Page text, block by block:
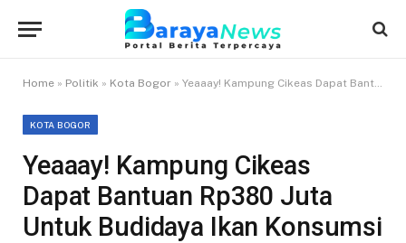
Home » Politik » Kota Bogor » Yeaaay! Kampung Cikeas Dapat Bantuan Rp380 Juta Untuk Budidaya Ikan Konsumsi
KOTA BOGOR
Yeaaay! Kampung Cikeas
Dapat Bantuan Rp380 Juta
Untuk Budidaya Ikan Konsumsi